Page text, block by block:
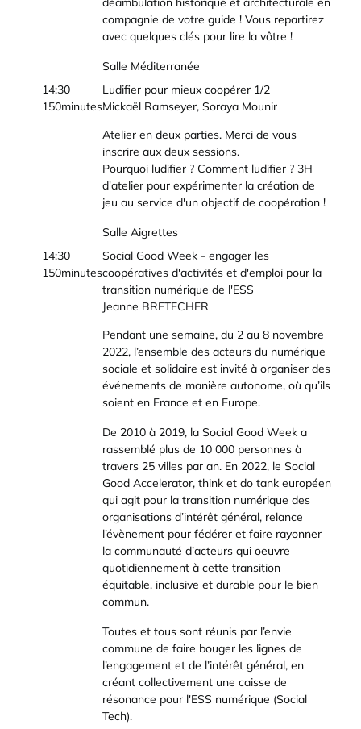
compagnie de votre guide ! Vous repartirez
avec quelques clés pour lire la vôtre !
Salle Méditerranée
14:30
150minutes
Ludifier pour mieux coopérer 1/2
Mickaël Ramseyer, Soraya Mounir
Atelier en deux parties. Merci de vous
inscrire aux deux sessions.
Pourquoi ludifier ? Comment ludifier ? 3H
d'atelier pour expérimenter la création de
jeu au service d'un objectif de coopération !
Salle Aigrettes
14:30
150minutes
Social Good Week - engager les
coopératives d'activités et d'emploi pour la
transition numérique de l'ESS
Jeanne BRETECHER
Pendant une semaine, du 2 au 8 novembre
2022, l’ensemble des acteurs du numérique
sociale et solidaire est invité à organiser des
événements de manière autonome, où qu’ils
soient en France et en Europe.
De 2010 à 2019, la Social Good Week a
rassemblé plus de 10 000 personnes à
travers 25 villes par an. En 2022, le Social
Good Accelerator, think et do tank européen
qui agit pour la transition numérique des
organisations d’intérêt général, relance
l’évènement pour fédérer et faire rayonner
la communauté d’acteurs qui oeuvre
quotidiennement à cette transition
équitable, inclusive et durable pour le bien
commun.
Toutes et tous sont réunis par l’envie
commune de faire bouger les lignes de
l’engagement et de l’intérêt général, en
créant collectivement une caisse de
résonance pour l'ESS numérique (Social
Tech).